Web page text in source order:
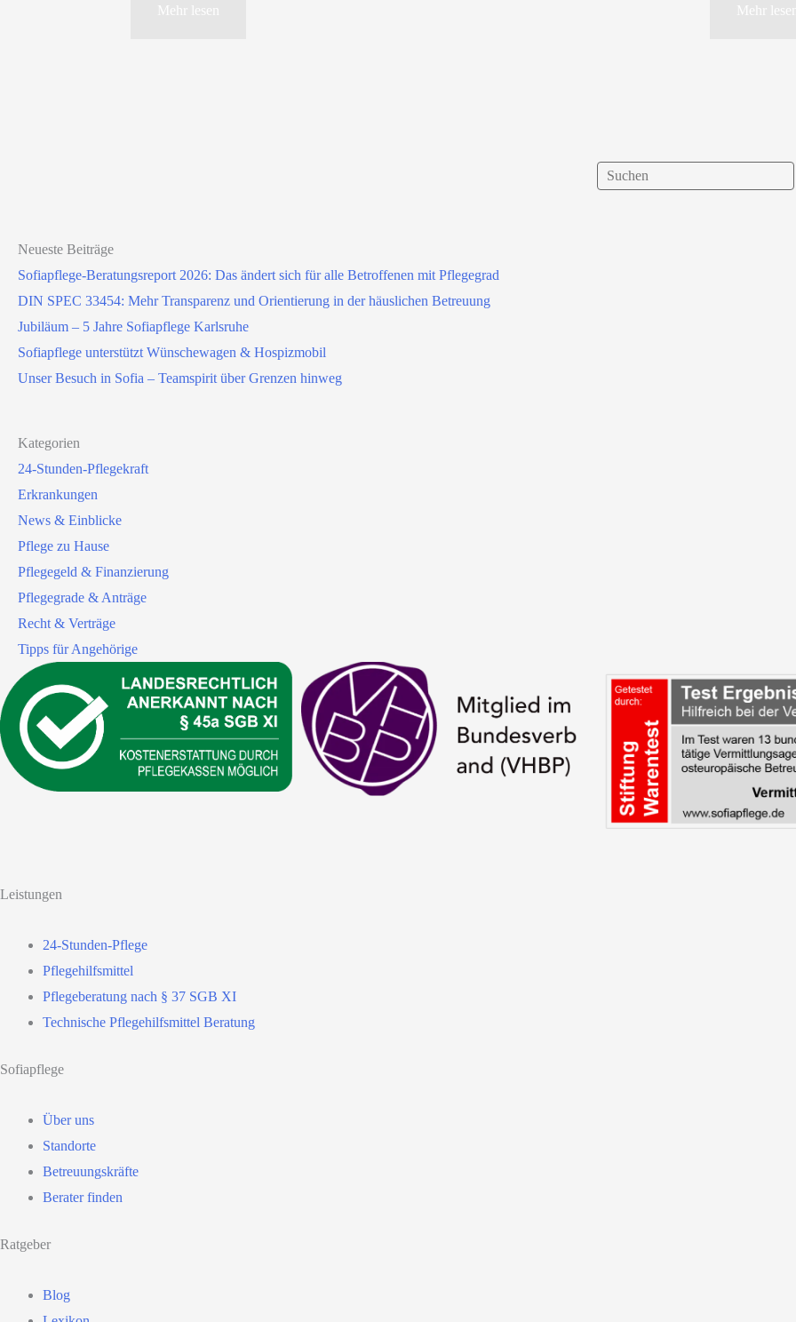
Pflegepauschbetrag
Mehr lesen
Case
Mehr lesen
Neueste Beiträge
Sofiapflege-Beratungsreport 2026: Das ändert sich für alle Betroffenen mit Pflegegrad
DIN SPEC 33454: Mehr Transparenz und Orientierung in der häuslichen Betreuung
Jubiläum – 5 Jahre Sofiapflege Karlsruhe
Sofiapflege unterstützt Wünschewagen & Hospizmobil
Unser Besuch in Sofia – Teamspirit über Grenzen hinweg
Kategorien
24-Stunden-Pflegekraft
Erkrankungen
News & Einblicke
Pflege zu Hause
Pflegegeld & Finanzierung
Pflegegrade & Anträge
Recht & Verträge
Tipps für Angehörige
Leistungen
24-Stunden-Pflege
Pflegehilfsmittel
Pflegeberatung nach § 37 SGB XI
Technische Pflegehilfsmittel Beratung
Sofiapflege
Über uns
Standorte
Betreuungskräfte
Berater finden
Ratgeber
Blog